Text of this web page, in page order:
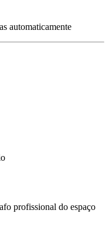
automaticamente
profissional do espaço